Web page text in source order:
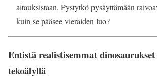
aitauksistaan. Pystytkö pysäyttämään
kuin se pääsee vieraiden luo?
Entistä realistisemmat
tekoälyllä